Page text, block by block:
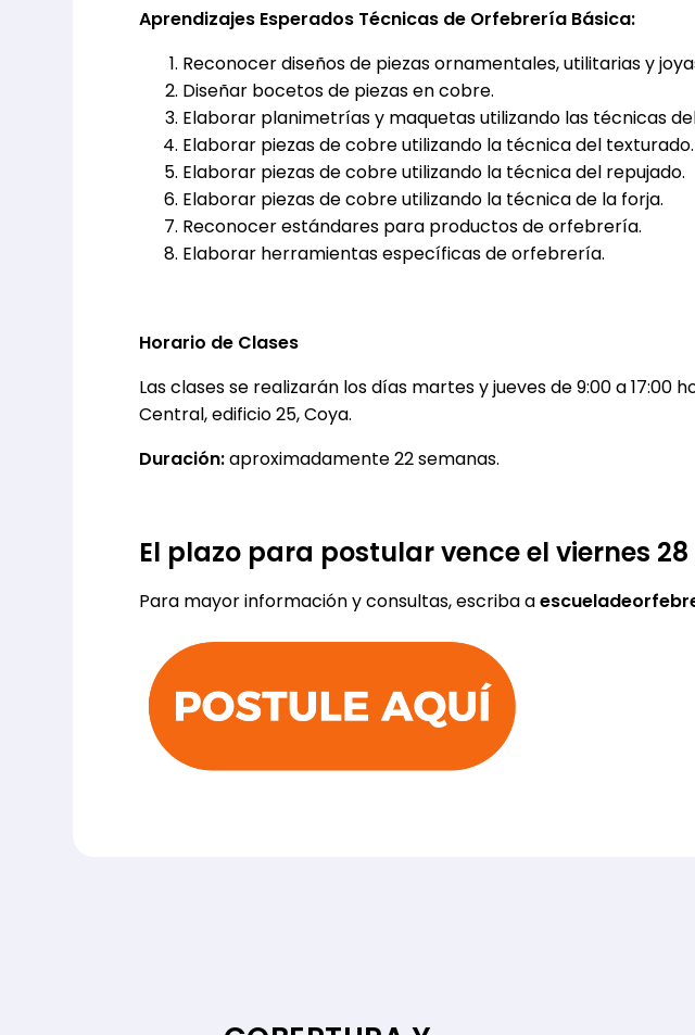
Aprendizajes Esperados Técnicas de Orfebrería Básica:
Reconocer diseños de piezas ornamentales, utilitarias y
Diseñar bocetos de piezas en cobre.
Elaborar planimetrías y maquetas utilizando las técnicas
Elaborar piezas de cobre utilizando la técnica del texturado.
Elaborar piezas de cobre utilizando la técnica del repujado.
Elaborar piezas de cobre utilizando la técnica de la forja.
Reconocer estándares para productos de orfebrería.
Elaborar herramientas específicas de orfebrería.
Horario de Clases
Las clases se realizarán los días martes y jueves de 9:00 a
Central, edificio 25, Coya.
Duración:aproximadamente 22 semanas.
El plazo para postular vence el viernes
Para mayor información y consultas, escriba a